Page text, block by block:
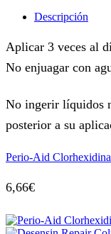
Descripción
Aplicar 3 veces al
No enjuagar con
No ingerir líquidos
posterior a su
Perio-Aid
6,66€